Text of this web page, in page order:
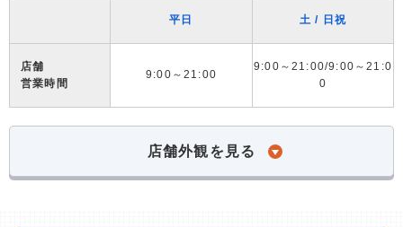
平日 土 / 日祝
店舗
営業時間
9:00～21:00
9:00～21:00/9:00～21:0
0
店舗外観を見る